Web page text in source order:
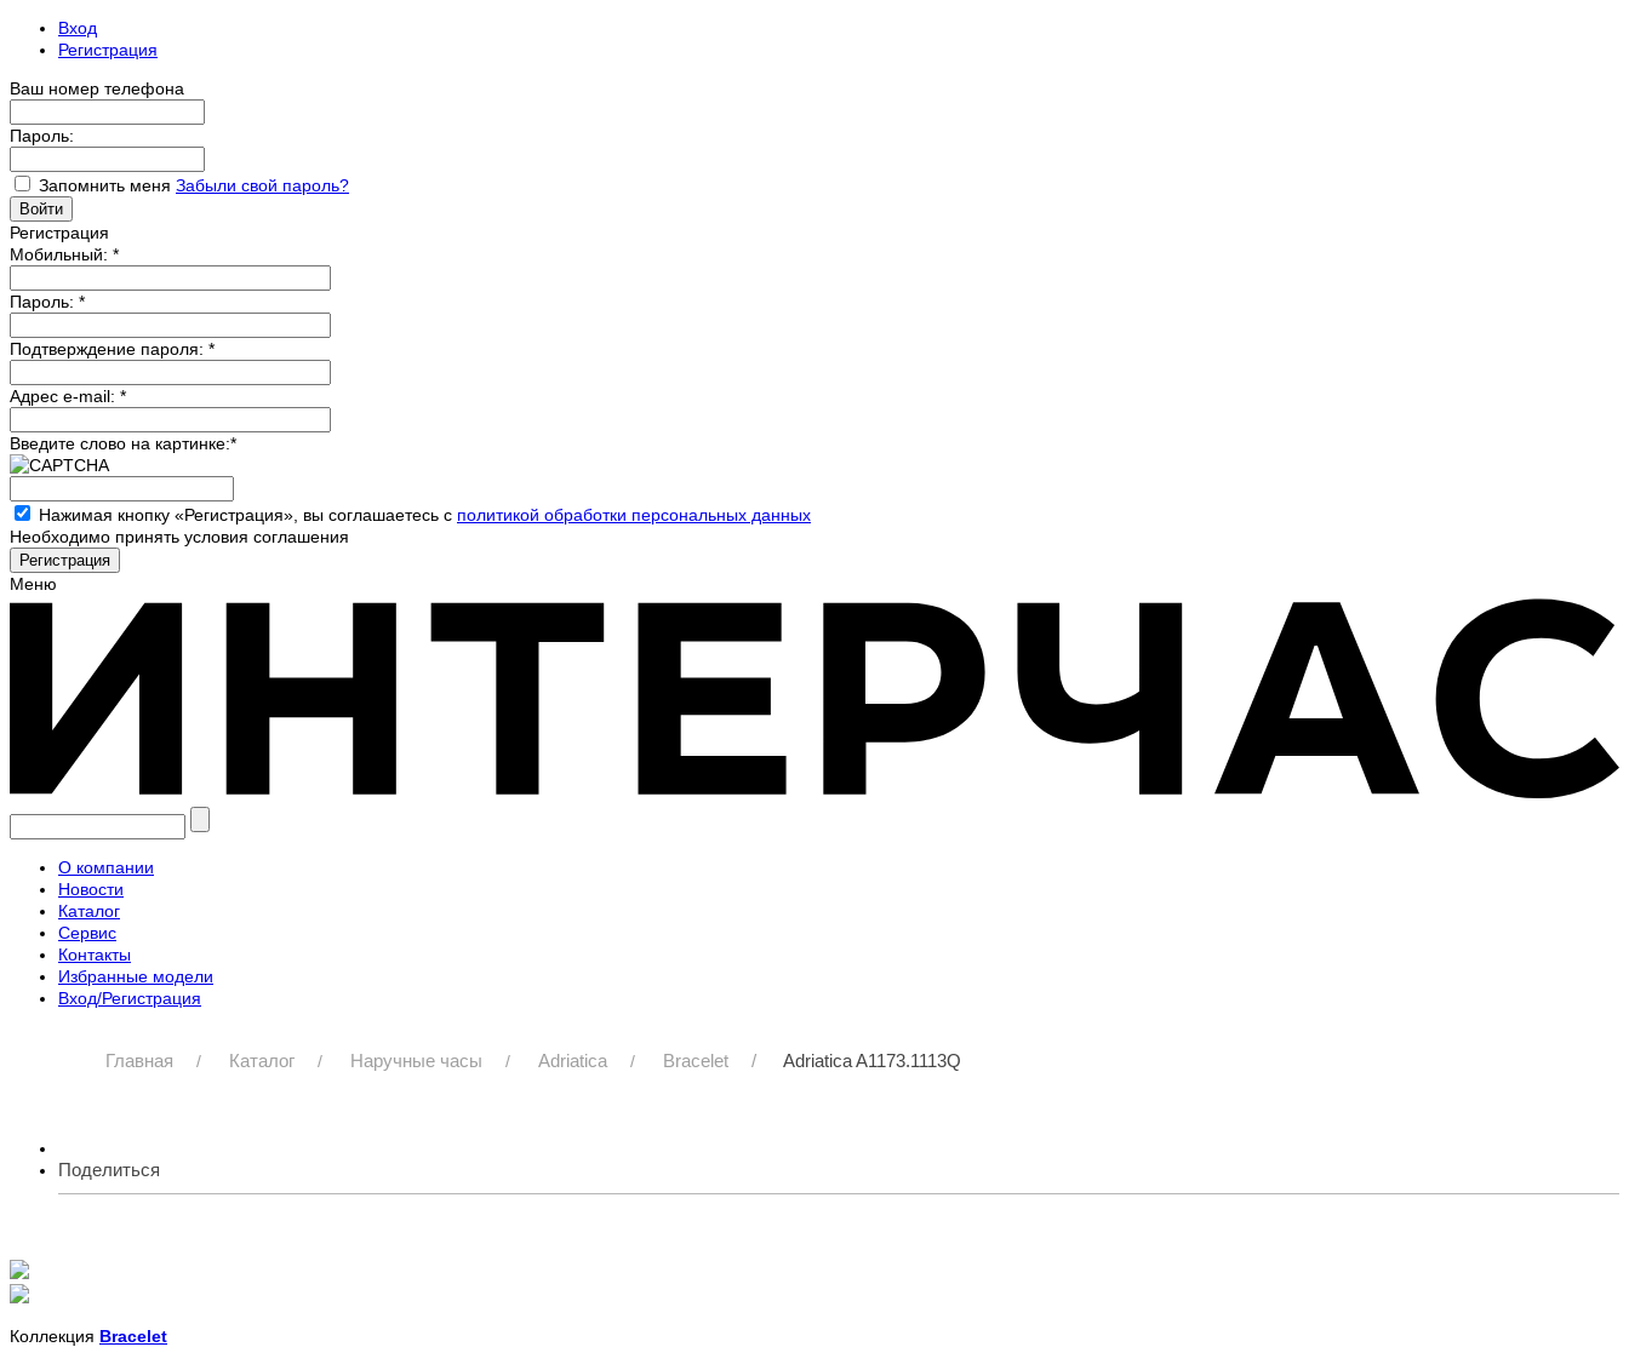
Вход
Регистрация
Ваш номер телефона
Пароль:
Запомнить меня Забыли свой пароль?
Регистрация
Мобильный: *
Пароль: *
Подтверждение пароля: *
Адрес e-mail: *
Введите слово на картинке:*
Нажимая кнопку «Регистрация», вы соглашаетесь с политикой обработки персональных данных
Необходимо принять условия соглашения
Меню
О компании
Новости
Каталог
Сервис
Контакты
Избранные модели
Вход/Регистрация
Главная Каталог Наручные часы Adriatica Bracelet Adriatica A1173.1113Q
Поделиться
Коллекция Bracelet